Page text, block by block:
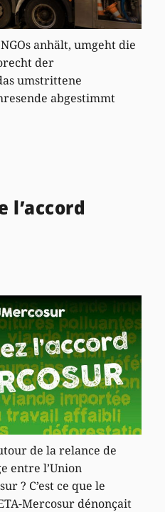
anhält, umgeht die
der
umstrittene
abgestimmt
l’accord
de la relance de
entre l’Union
? C’est ce que le
Mercosur dénonçait